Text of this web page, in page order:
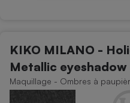
KIKO MILANO -
Metallic eyeshadow
Maquillage - Ombres à